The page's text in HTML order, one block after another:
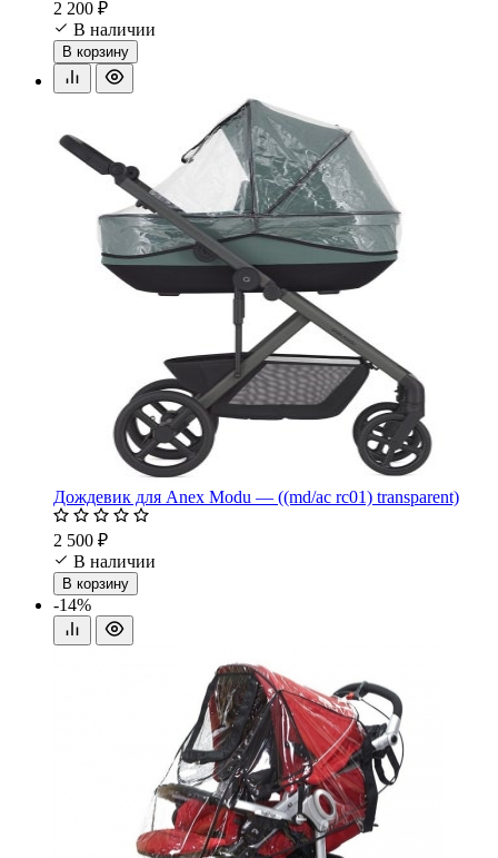
2 200 ₽
В наличии
В корзину
Дождевик для Anex Modu — ((md/ac rc01) transparent)
2 500 ₽
В наличии
В корзину
-14%